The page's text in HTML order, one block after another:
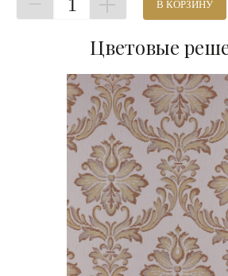
1 В КОРЗИНУ
Цветовые